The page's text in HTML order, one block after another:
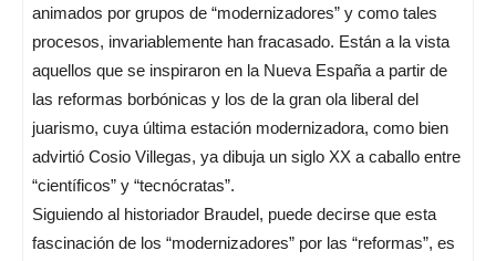
animados por grupos de “modernizadores” y como tales
procesos, invariablemente han fracasado. Están a la vista
aquellos que se inspiraron en la Nueva España a partir de
las reformas borbónicas y los de la gran ola liberal del
juarismo, cuya última estación modernizadora, como bien
advirtió Cosio Villegas, ya dibuja un siglo XX a caballo entre
“científicos” y “tecnócratas”.
Siguiendo al historiador Braudel, puede decirse que esta
fascinación de los “modernizadores” por las “reformas”, es